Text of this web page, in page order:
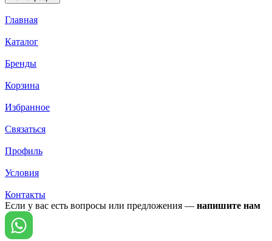
Главная
Каталог
Бренды
Корзина
Избранное
Связаться
Профиль
Условия
Контакты
Если у вас есть вопросы или предложения — напишите нам